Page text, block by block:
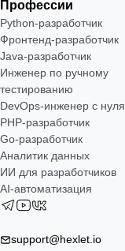
Профессии
Python-разработчик
Фронтенд-разработчик
Java-разработчик
Инженер по ручному
тестированию
DevOps-инженер с нуля
РНР-разработчик
Go-разработчик
Аналитик данных
ИИ для разработчиков
AI-автоматизация
support@hexlet.io